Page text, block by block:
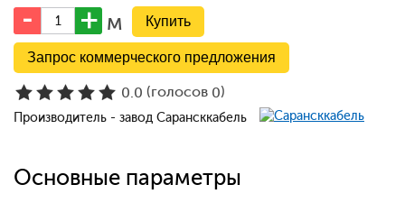
м
Запрос коммерческого предложения
0.0 (голосов 0)
Производитель - завод Сарансккабель
Основные параметры